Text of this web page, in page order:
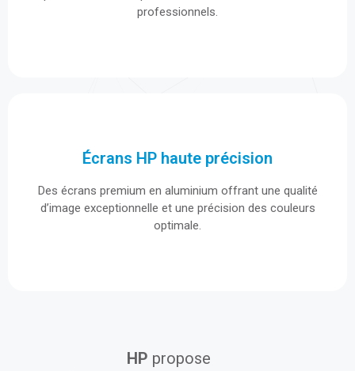
professionnels.
professionnels.
Écrans HP haute précision
Des écrans premium en aluminium offrant une qualité
d’image exceptionnelle et une précision des couleurs
optimale.
Écrans HP haute précision
Des écrans premium en aluminium offrant une qualité
d’image exceptionnelle et une précision des couleurs
optimale.
HP propose